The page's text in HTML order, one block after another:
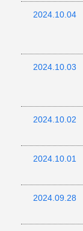
2024.10.04
2024.10.03
2024.10.02
2024.10.01
2024.09.28